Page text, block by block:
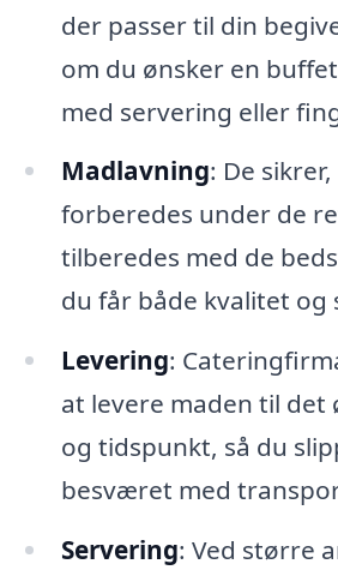
der passer til din
om du ønsker en
med servering eller
Madlavning: De
forberedes under de
tilberedes med de
du får både kvalitet og
Levering:
at levere maden til det
og tidspunkt, så du
besværet med
Servering: Ved større